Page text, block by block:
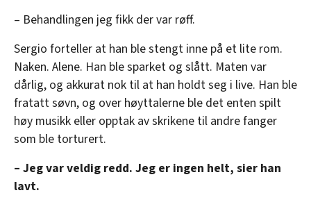
– Behandlingen jeg fikk der var røff.
Sergio forteller at han ble stengt inne på et lite rom.
Naken. Alene. Han ble sparket og slått. Maten var
dårlig, og akkurat nok til at han holdt seg i live. Han ble
fratatt søvn, og over høyttalerne ble det enten spilt
høy musikk eller opptak av skrikene til andre fanger
som ble torturert.
– Jeg var veldig redd. Jeg er ingen helt, sier han
lavt.